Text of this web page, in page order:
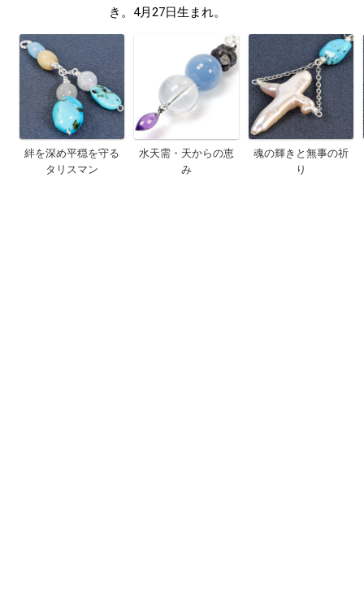
き。4月27日生まれ。
絆を深め平穏を守る
タリスマン
水天需・天からの恵
み
魂の輝きと無事の祈
り